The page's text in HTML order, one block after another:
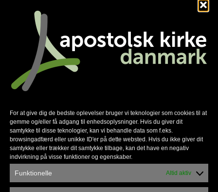
For at give dig de bedste oplevelser bruger vi teknologier som cookies til at
gemme og/eller få adgang til enhedsoplysninger. Hvis du giver dit
samtykke til disse teknologier, kan vi behandle data som f.eks.
browsingadfærd eller unikke ID'er på dette websted. Hvis du ikke giver dit
samtykke eller trækker dit samtykke tilbage, kan det have en negativ
indvirkning på visse funktioner og egenskaber.
Funktionelle Altid aktiv
Familienetværket gør en forskel
Københavns Frikirke flytter ind i
Vandværket